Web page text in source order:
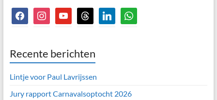
facebookinstagramyoutubethreads linkedinwhatsapp
Recente berichten
Lintje voor Paul Lavrijssen
Jury rapport Carnavalsoptocht 2026